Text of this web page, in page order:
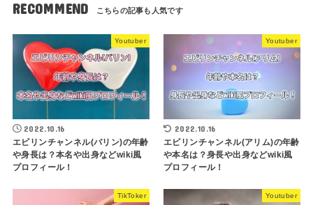
RECOMMEND
Youtuber
2022.10.16
エビリンチャンネル(バリン)の年齢
や身長は？本名や出身などwiki風
プロフィール！
Youtuber
2022.10.16
エビリンチャンネル(アリム)の年齢
や本名は？身長や出身などwiki風
プロフィール！
TikToker Youtuber